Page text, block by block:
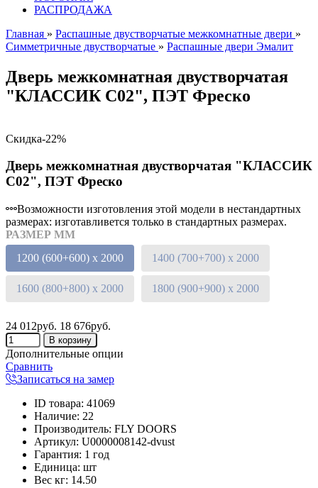
РАСПРОДАЖА
Главная » Распашные двустворчатые межкомнатные двери »
Симметричные двустворчатые » Распашные двери Эмалит
Дверь межкомнатная двустворчатая
"КЛАССИК C02", ПЭТ Фреско
Скидка-22%
Дверь межкомнатная двустворчатая "КЛАССИК
C02", ПЭТ Фреско
Возможности изготовления этой модели в нестандартных
размерах: изготавливется только в стандартных размерах.
РАЗМЕР ММ
1200 (600+600) х 2000
1400 (700+700) х 2000
1600 (800+800) х 2000 1800 (900+900) х 2000
24 012руб. 18 676руб.
Дополнительные опции
Сравнить
Записаться на замер
ID товара: 41069
Наличие: 22
Производитель: FLY DOORS
Артикул: U0000008142-dvust
Гарантия: 1 год
Единица: шт
Вес кг: 14.50